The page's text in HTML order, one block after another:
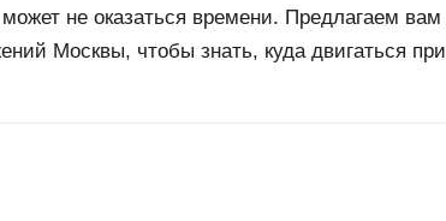
не оказаться времени. Предлагаем вам
Москвы, чтобы знать, куда двигаться при